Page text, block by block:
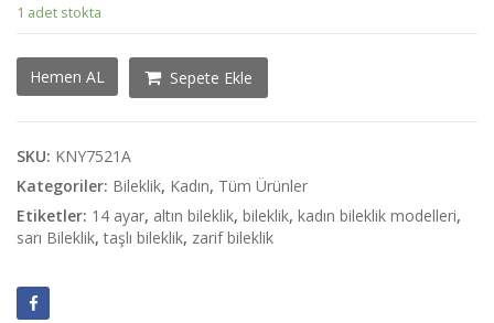
1 adet stokta
Hemen AL
14
Ayar
Desenli
Bileklik
adet
Sepete Ekle
SKU: KNY7521A
Kategoriler: Bileklik, Kadın, Tüm Ürünler
Etiketler: 14 ayar, altın bileklik, bileklik, kadın bileklik modelleri,
sarı Bileklik, taşlı bileklik, zarif bileklik